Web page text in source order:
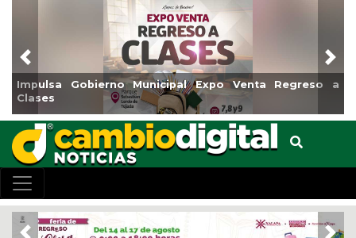
Expo Venta Regreso a
Reabrirá
Centro
Previous